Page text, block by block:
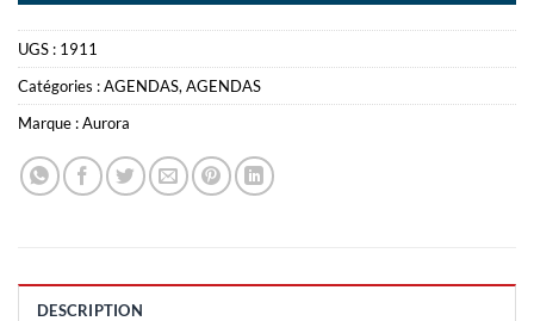
UGS : 1911
Catégories :AGENDAS, AGENDAS
Marque :Aurora
DESCRIPTION